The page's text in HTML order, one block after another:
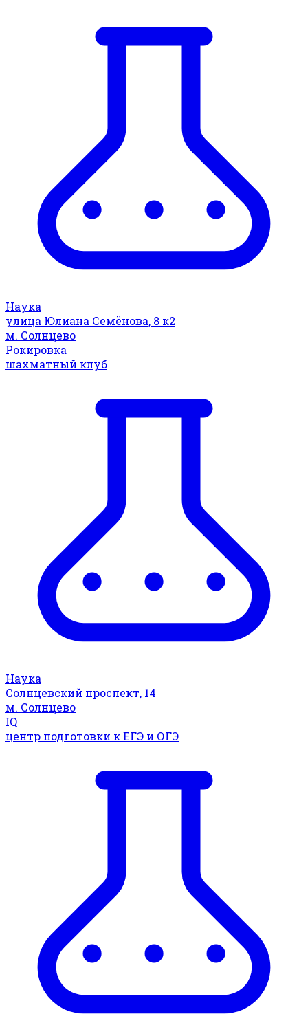
Наука
улица Юлиана Семёнова, 8 к2
м. Солнцево
Рокировка
шахматный клуб
Наука
Солнцевский проспект, 14
м. Солнцево
IQ
центр подготовки к ЕГЭ и ОГЭ